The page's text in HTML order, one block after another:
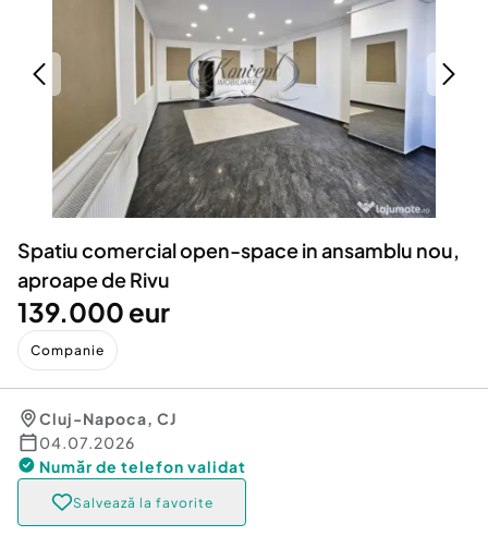
Animale de companie
Afaceri și echipamente profesionale
Inchiriere Bunuri si Vehicule
Utilaje agricole si industriale
Piese auto si accesorii
Dacia Duster
Spatiu comercial open-space in ansamblu nou,
aproape de Rivu
139.000 eur
Companie
Cluj-Napoca, CJ
04.07.2026
Număr de telefon validat
Salvează la favorite